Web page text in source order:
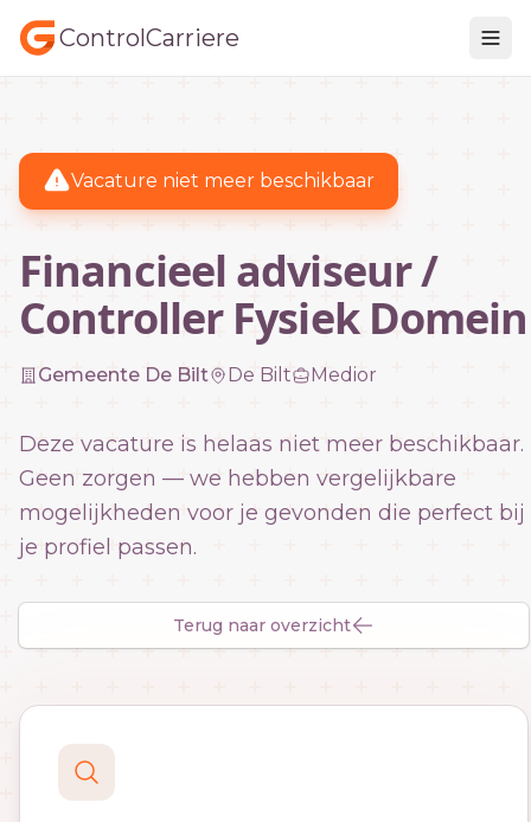
ControlCarriere
Vacature niet meer beschikbaar
Financieel adviseur /
Controller Fysiek Domein
Gemeente De Bilt De Bilt Medior
Deze vacature is helaas niet meer beschikbaar.
Geen zorgen — we hebben vergelijkbare
mogelijkheden voor je gevonden die perfect bij
je profiel passen.
Terug naar overzicht